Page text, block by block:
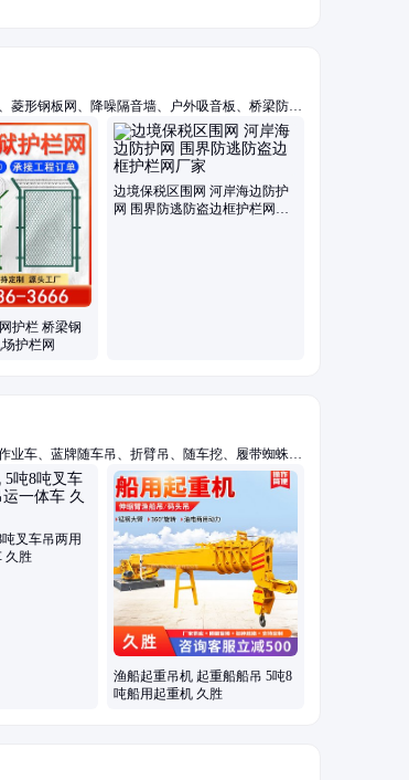
菱形钢板网、降噪隔音墙、户外吸音板、桥梁防护
坡防落石网、光伏电站围栏、高架桥梁隔音屏、保
护栏 桥梁钢
护栏网
边境保税区围网 河岸海边防护
网 围界防逃防盗边框护栏网厂
业车、蓝牌随车吊、折臂吊、随车挖、履带蜘蛛
履带随车挖、履带吊车、船用起重机、拖拉机平板
木机、拖拉机吊钻一体机、小吊车、装载机
叉车吊两用
久胜
渔船起重吊机 起重船船吊 5吨8
吨船用起重机 久胜